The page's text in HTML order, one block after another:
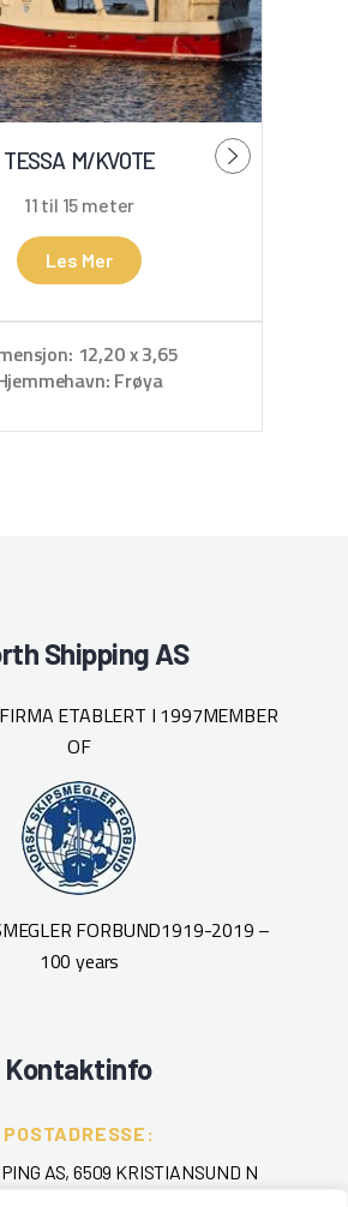
TESSA M/KVOTE
11 til 15 meter
Les Mer
12,20 x 3,65
Frøya
Shipping AS
ETABLERT I 1997MEMBER
OF
FORBUND1919-2019 –
100 years
Kontaktinfo
POSTADRESSE:
AS, 6509 KRISTIANSUND N